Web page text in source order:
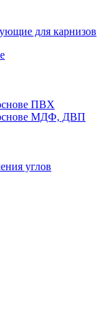
для карнизов
ПВХ
основе МДФ, ДВП
углов